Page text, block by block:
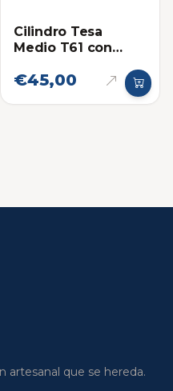
Cilindro Tesa
Medio T61 con
Seguridad
€45,00
artesanal que se hereda.